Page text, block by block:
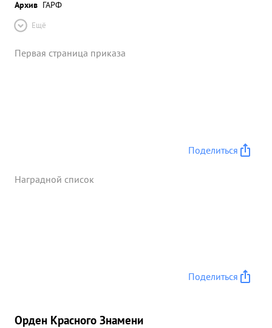
Архив ГАРФ
Ещё
Первая страница приказа
Поделиться
Наградной список
Поделиться
Орден Красного Знамени